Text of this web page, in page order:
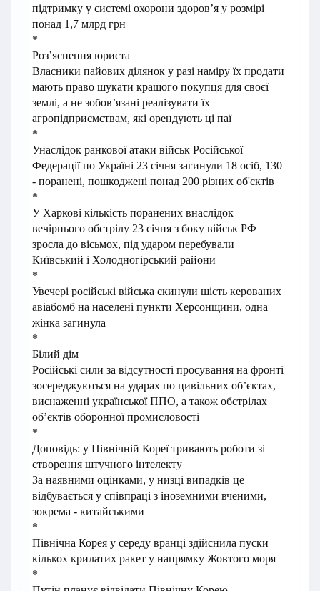
підтримку у системі охорони здоров’я у розмірі
понад 1,7 млрд грн
*
Роз’яснення юриста
Власники пайових ділянок у разі наміру їх продати
мають право шукати кращого покупця для своєї
землі, а не зобов’язані реалізувати їх
агропідприємствам, які орендують ці паї
*
Унаслідок ранкової атаки військ Російської
Федерації по Україні 23 січня загинули 18 осіб, 130
- поранені, пошкоджені понад 200 різних об'єктів
*
У Харкові кількість поранених внаслідок
вечірнього обстрілу 23 січня з боку військ РФ
зросла до вісьмох, під ударом перебували
Київський і Холодногірський райони
*
Увечері російські війська скинули шість керованих
авіабомб на населені пункти Херсонщини, одна
жінка загинула
*
Білий дім
Російські сили за відсутності просування на фронті
зосереджуються на ударах по цивільних об’єктах,
виснаженні української ППО, а також обстрілах
об’єктів оборонної промисловості
*
Доповідь: у Північній Кореї тривають роботи зі
створення штучного інтелекту
За наявними оцінками, у низці випадків це
відбувається у співпраці з іноземними вченими,
зокрема - китайськими
*
Північна Корея у середу вранці здійснила пуски
кількох крилатих ракет у напрямку Жовтого моря
*